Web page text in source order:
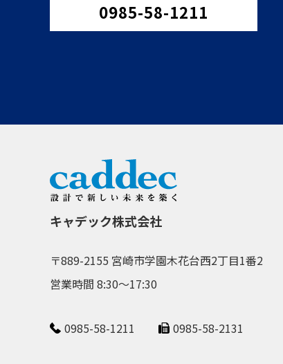
0985-58-1211
キャデック株式会社
〒889-2155 宮崎市学園木花台西2丁目1番2
営業時間 8:30～17:30
0985-58-1211 0985-58-2131